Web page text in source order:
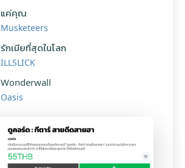
แค่คุณ
Musketeers
รักเมียที่สุดในโลก
ILLSLICK
Wonderwall
Oasis